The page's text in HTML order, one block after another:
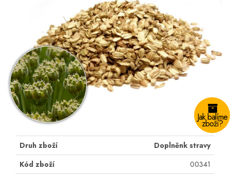
Jak balíme
zboží?
Druh zboží
Doplněnk stravy
Kód zboží
00341